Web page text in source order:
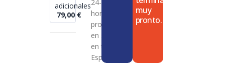
adicionales
79,00 €
24-72
horas en
productos
en stock
en toda
España
muy
pronto.